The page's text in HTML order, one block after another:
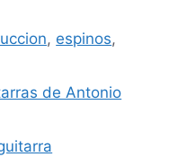
, espinos,
de Antonio